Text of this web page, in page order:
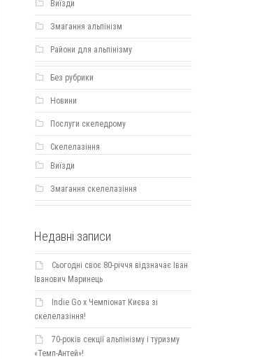
Виїзди
Змагання альпінізм
Райони для альпінізму
Без рубрики
Новини
Послуги скеледрому
Скелелазіння
Виїзди
Змагання скелелазіння
Недавні записи
Сьогодні своє 80-річчя відзначає Іван
Іванович Маринець
Indie Go х Чемпіонат Києва зі
скелелазіння!
70-років секції альпінізму і туризму
«Темп-Антей»!